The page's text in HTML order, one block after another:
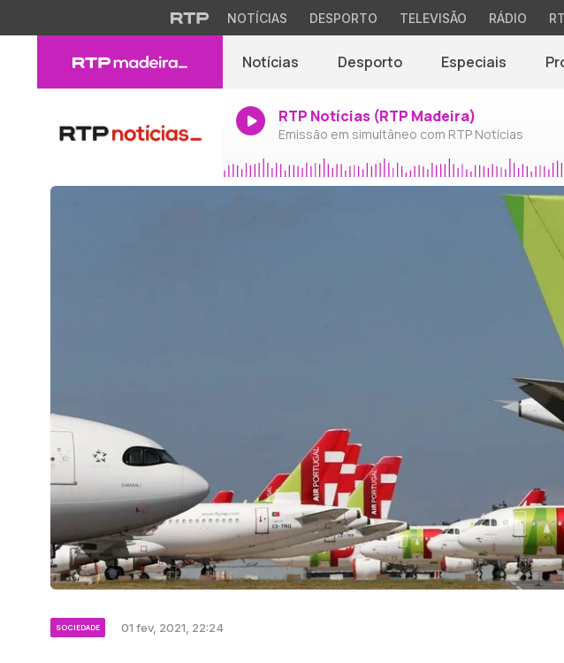
NOTÍCIAS DESPORTO TELEVISÃO RÁDIO
Notícias Desporto Especiais
RTP Notícias (RTP Madeira)
Emissão em simultâneo com RTP Notícias
SOCIEDADE 01 fev, 2021, 22:24